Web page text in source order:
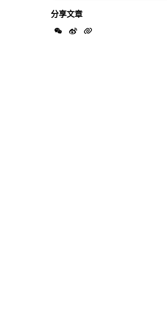
分享文章